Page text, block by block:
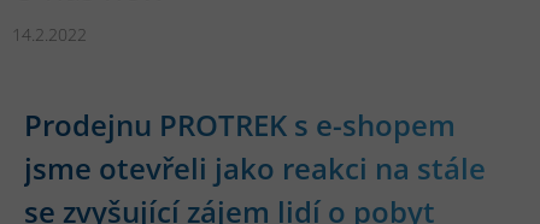
14.2.2022
Prodejnu PROTREK s e-shopem
jsme otevřeli jako reakci na stále
se zvyšující zájem lidí o pobyt